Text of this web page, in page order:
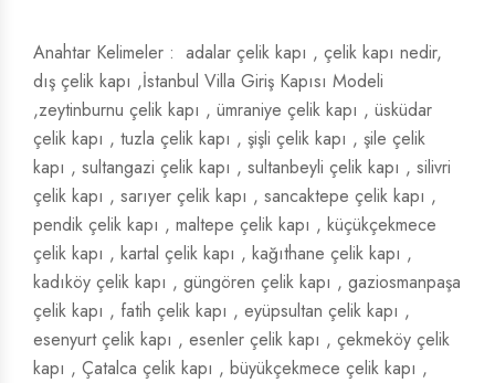
Anahtar Kelimeler : adalar çelik kapı , çelik kapı nedir,
dış çelik kapı ,İstanbul Villa Giriş Kapısı Modeli
,zeytinburnu çelik kapı , ümraniye çelik kapı , üsküdar
çelik kapı , tuzla çelik kapı , şişli çelik kapı , şile çelik
kapı , sultangazi çelik kapı , sultanbeyli çelik kapı , silivri
çelik kapı , sarıyer çelik kapı , sancaktepe çelik kapı ,
pendik çelik kapı , maltepe çelik kapı , küçükçekmece
çelik kapı , kartal çelik kapı , kağıthane çelik kapı ,
kadıköy çelik kapı , güngören çelik kapı , gaziosmanpaşa
çelik kapı , fatih çelik kapı , eyüpsultan çelik kapı ,
esenyurt çelik kapı , esenler çelik kapı , çekmeköy çelik
kapı , Çatalca çelik kapı , büyükçekmece çelik kapı ,